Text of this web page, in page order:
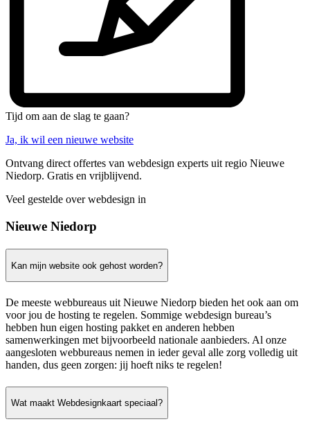
Tijd om aan de slag te gaan?
Ja, ik wil een nieuwe website
Ontvang direct offertes van webdesign experts uit regio Nieuwe
Niedorp. Gratis en vrijblijvend.
Veel gestelde over webdesign in
Nieuwe Niedorp
Kan mijn website ook gehost worden?
De meeste webbureaus uit Nieuwe Niedorp bieden het ook aan om
voor jou de hosting te regelen. Sommige webdesign bureau’s
hebben hun eigen hosting pakket en anderen hebben
samenwerkingen met bijvoorbeeld nationale aanbieders. Al onze
aangesloten webbureaus nemen in ieder geval alle zorg volledig uit
handen, dus geen zorgen: jij hoeft niks te regelen!
Wat maakt Webdesignkaart speciaal?